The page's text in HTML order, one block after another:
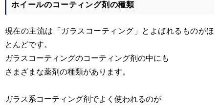
ホイールのコーティング剤の種類
現在の主流は「ガラスコーティング」とよばれるものがほ
とんどです。
ガラスコーティングのコーティング剤の中にも
さまざまな薬剤の種類があります。
ガラス系コーティング剤でよく使われるのが